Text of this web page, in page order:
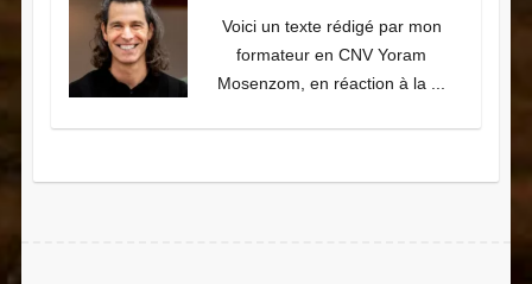
Voici un texte rédigé par mon
formateur en CNV Yoram
Mosenzom, en réaction à la